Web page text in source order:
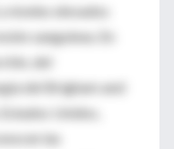
elevados
sanguínea. En
del
del Brigham and
Unidos,
las